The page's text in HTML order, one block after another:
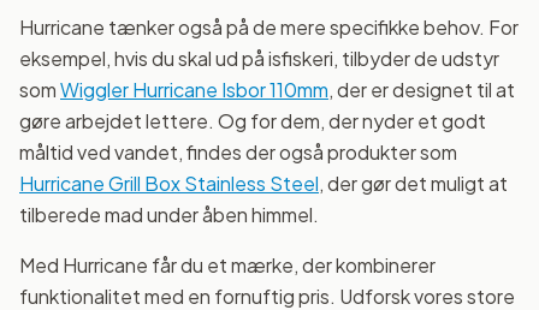
Hurricane tænker også på de mere specifikke behov. For
eksempel, hvis du skal ud på isfiskeri, tilbyder de udstyr
somWiggler Hurricane Isbor 110mm, der er designet til at
gøre arbejdet lettere. Og for dem, der nyder et godt
måltid ved vandet, findes der også produkter som
Hurricane Grill Box Stainless Steel, der gør det muligt at
tilberede mad under åben himmel.
Med Hurricane får du et mærke, der kombinerer
funktionalitet med en fornuftig pris. Udforsk vores store